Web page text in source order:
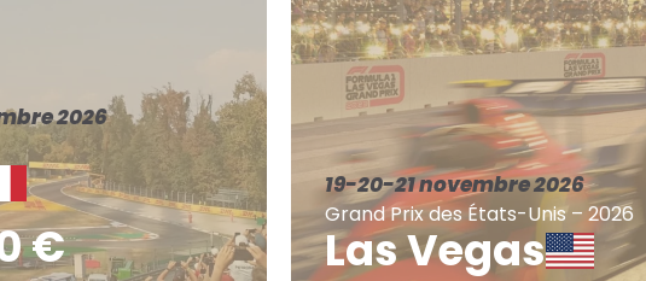
2026
€
19-20-21 novembre 2026
Grand Prix des États-Unis – 2026
Las Vegas